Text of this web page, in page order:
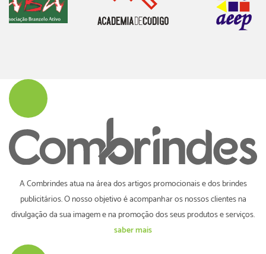
A Combrindes atua na área dos artigos promocionais e dos brindes
publicitários. O nosso objetivo é acompanhar os nossos clientes na
divulgação da sua imagem e na promoção dos seus produtos e serviços.
saber mais